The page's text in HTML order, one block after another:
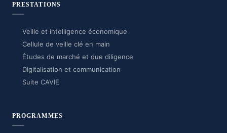
PRESTATIONS
Veille et intelligence économique
Cellule de veille clé en main
Études de marché et due diligence
Digitalisation et communication
Suite CAVIE
PROGRAMMES